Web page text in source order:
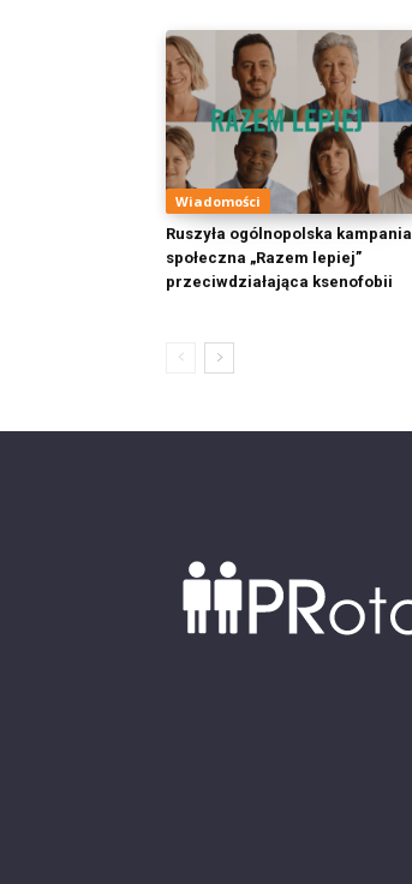
Wiadomości
Ruszyła ogólnopolska kampania
społeczna „Razem lepiej”
przeciwdziałająca ksenofobii